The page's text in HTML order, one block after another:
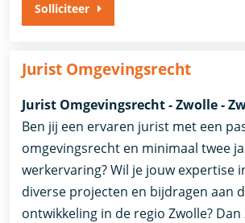
Solliciteer
Jurist Omgevingsrecht
Jurist Omgevingsrecht - Zwolle -
Ben jij een ervaren jurist met een
omgevingsrecht en minimaal twee
werkervaring? Wil je jouw expertise
diverse projecten en bijdragen aan
ontwikkeling in de regio Zwolle? Dan